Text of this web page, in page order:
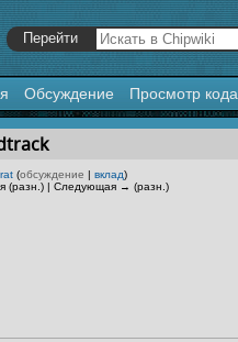
Обсуждение Просмотр кода
(обсуждение | вклад)
(разн.) | Следующая → (разн.)